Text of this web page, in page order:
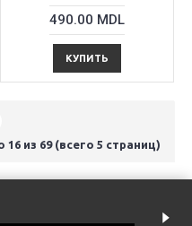
490.00 MDL
КУПИТЬ
16 из 69 (всего 5 страниц)